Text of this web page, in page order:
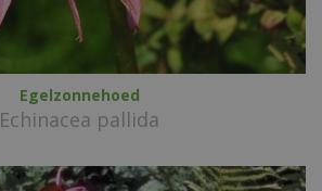
Egelzonnehoed
Echinacea pallida